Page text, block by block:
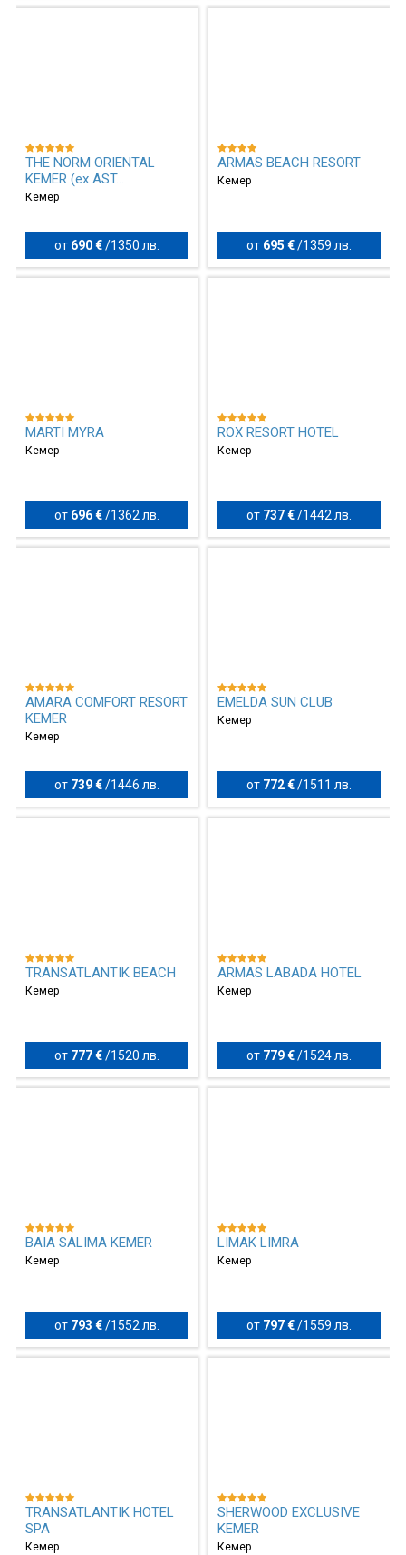
THE NORM ORIENTAL
KEMER (ex AST...
Кемер
от 690 € / 1350 лв.
ARMAS BEACH RESORT
Кемер
от 695 €/ 1359 лв.
MARTI MYRA
Кемер
от 696 € / 1362 лв.
ROX RESORT HOTEL
Кемер
от 737 €/ 1442 лв.
AMARA COMFORT RESORT
KEMER
Кемер
от 739 € / 1446 лв.
EMELDA SUN CLUB
Кемер
от 772 €/ 1511 лв.
TRANSATLANTIK BEACH
Кемер
от 777 € / 1520 лв.
ARMAS LABADA HOTEL
Кемер
от 779 €/ 1524 лв.
BAIA SALIMA KEMER
Кемер
от 793 € / 1552 лв.
LIMAK LIMRA
Кемер
от 797 €/ 1559 лв.
TRANSATLANTIK HOTEL
SPA
Кемер
SHERWOOD EXCLUSIVE
KEMER
Кемер